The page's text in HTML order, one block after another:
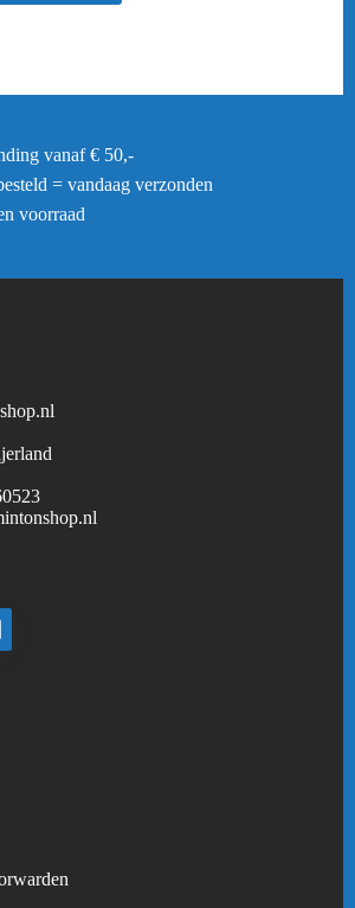
vanaf € 50,-
= vandaag verzonden
voorraad
nl